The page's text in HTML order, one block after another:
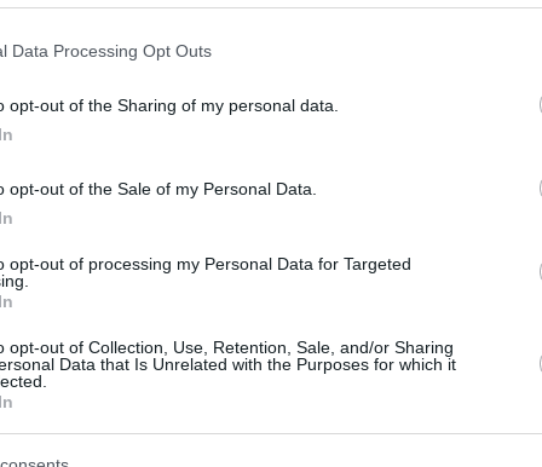
Data Processing Opt Outs
opt-out of the Sharing of my personal data.
opt-out of the Sale of my Personal Data.
opt-out of processing my Personal Data for Targeted
opt-out of Collection, Use, Retention, Sale, and/or Sharing
Data that Is Unrelated with the Purposes for which it
2024
2024
staatliche
kurz vor dem
–